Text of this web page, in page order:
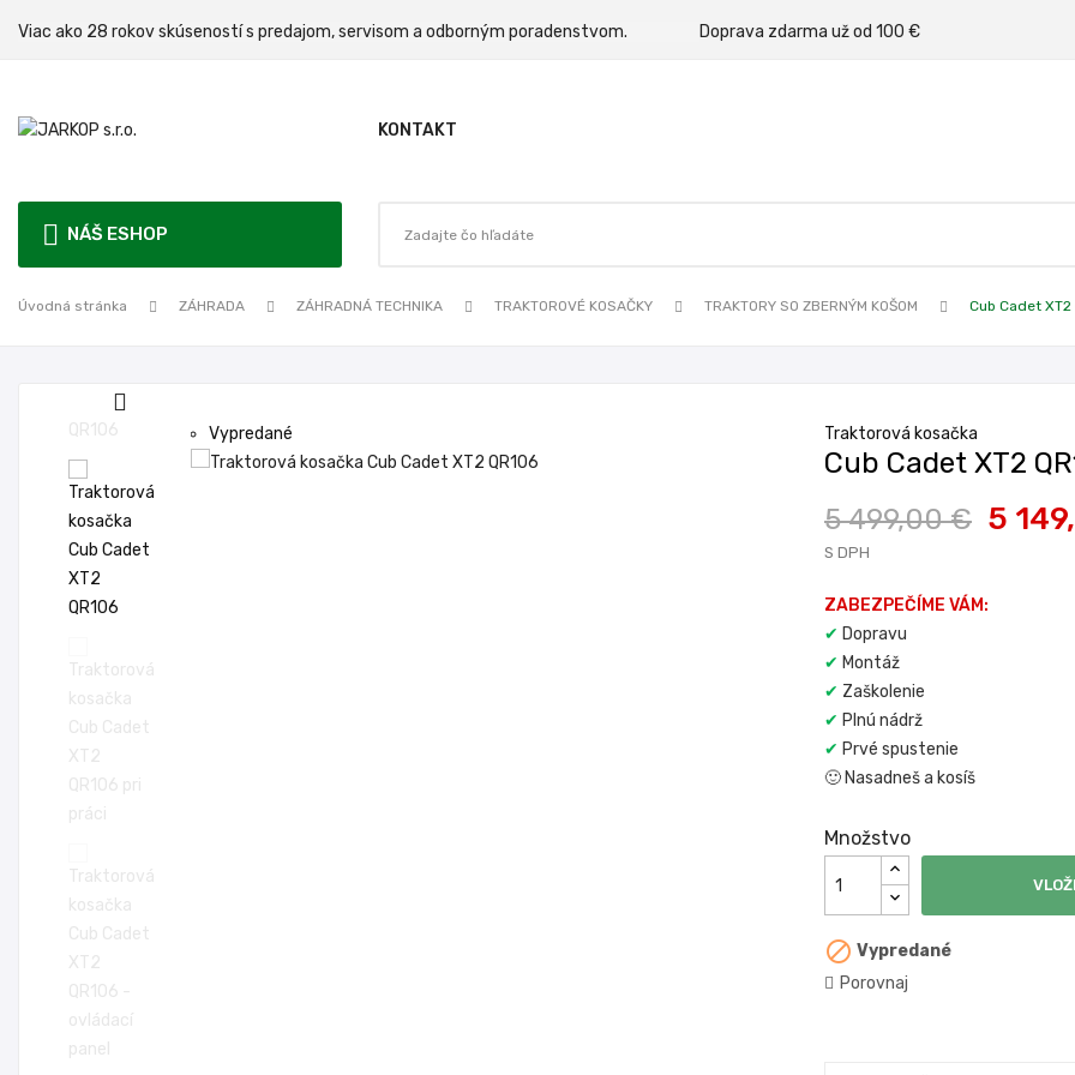
Viac ako 28 rokov skúseností s predajom, servisom a odborným poradenstvom.
Doprava zdarma už od 100 €
KONTAKT
NÁŠ ESHOP
Úvodná stránka ZÁHRADA ZÁHRADNÁ TECHNIKA TRAKTOROVÉ KOSAČKY TRAKTORY SO ZBERNÝM KOŠOM Cub Cadet XT2
Vypredané Traktorová kosačka
Cub Cadet XT2
5 499,00 € 5
S DPH
ZABEZPEČÍME VÁM:
✔ Dopravu
✔ Montáž
✔ Zaškolenie
✔ Plnú nádrž
✔ Prvé spustenie
🙂 Nasadneš a kosíš
Množstvo
 Vypredané
Porovnaj